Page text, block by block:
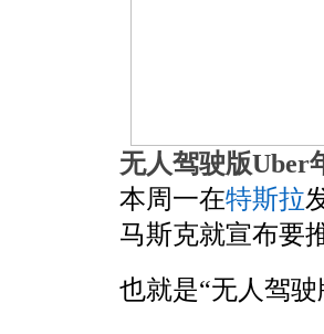
无人驾驶版Uber
本周一在特斯拉
马斯克就宣布要
也就是“无人驾驶